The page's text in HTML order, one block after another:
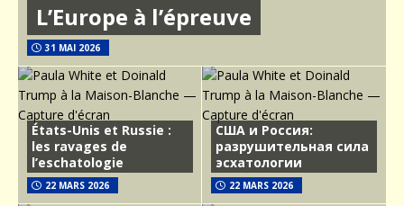
L’Europe à l’épreuve
31 MAI 2026
États-Unis et Russie :
les ravages de
l’eschatologie
22 MARS 2026
США и Россия:
разрушительная сила
эсхатологии
22 MARS 2026